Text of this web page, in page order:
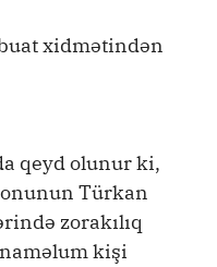
xidmətindən
qeyd olunur ki,
Türkan
zorakılıq
kişi